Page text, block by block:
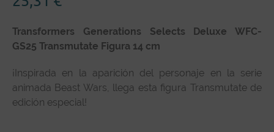
Transformers Generations Selects Deluxe WFC-
GS25 Transmutate Figura 14 cm
¡Inspirada en la aparición del personaje en la serie
animada Beast Wars, llega esta figura Transmutate de
edición especial!